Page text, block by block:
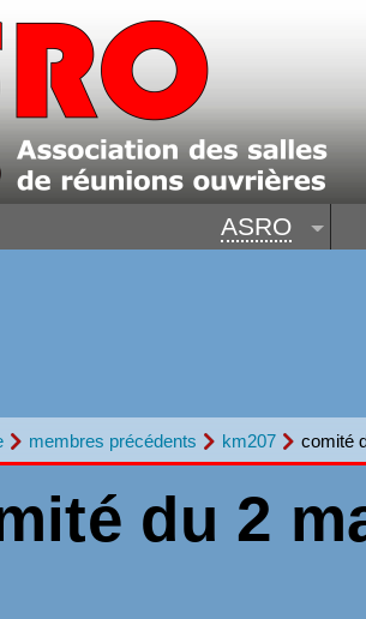
ASRO
membres précédents km207 comité
du 2